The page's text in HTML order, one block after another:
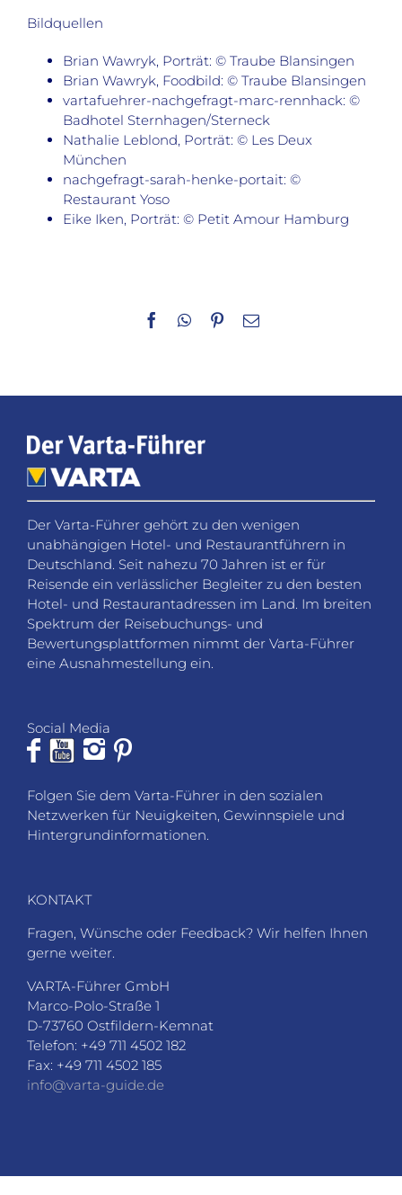
Bildquellen
Brian Wawryk, Porträt: © Traube Blansingen
Brian Wawryk, Foodbild: © Traube Blansingen
vartafuehrer-nachgefragt-marc-rennhack: ©
Badhotel Sternhagen/Sterneck
Nathalie Leblond, Porträt: © Les Deux
München
nachgefragt-sarah-henke-portait: ©
Restaurant Yoso
Eike Iken, Porträt: © Petit Amour Hamburg
Facebook
WhatsApp
Pinterest
E-
Der Varta-Führer gehört zu den wenigen
unabhängigen Hotel- und Restaurantführern in
Deutschland. Seit nahezu 70 Jahren ist er für
Reisende ein verlässlicher Begleiter zu den besten
Hotel- und Restaurantadressen im Land. Im breiten
Spektrum der Reisebuchungs- und
Bewertungsplattformen nimmt der Varta-Führer
eine Ausnahmestellung ein.
Social Media
Folgen Sie dem Varta-Führer in den sozialen
Netzwerken für Neuigkeiten, Gewinnspiele und
Hintergrundinformationen.
KONTAKT
Fragen, Wünsche oder Feedback? Wir helfen Ihnen
gerne weiter.
VARTA-Führer GmbH
Marco-Polo-Straße 1
D-73760 Ostfildern-Kemnat
Telefon: +49 711 4502 182
Fax: +49 711 4502 185
info@varta-guide.de